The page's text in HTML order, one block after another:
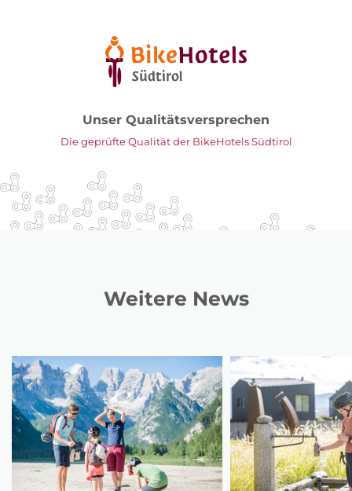
Unser Qualitätsversprechen
Die geprüfte Qualität der BikeHotels Südtirol
Weitere News